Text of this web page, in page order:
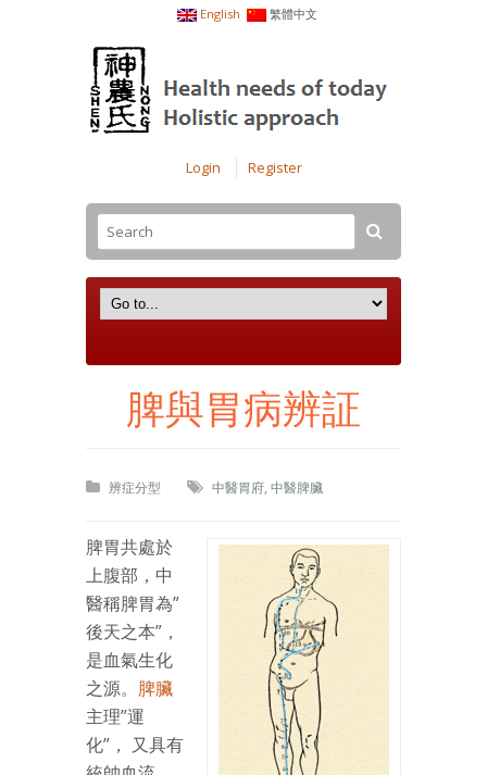
English 繁體中文
Login Register
脾與胃病辨証
辨症分型 中醫胃府, 中醫脾臟
脾胃共處於
上腹部，中
醫稱脾胃為”
後天之本”，
是血氣生化
之源。 脾臟
主理”運
化”， 又具有